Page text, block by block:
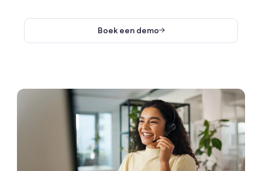
Boek een demo
Lees meer over Kom in contact met onze servicedesk